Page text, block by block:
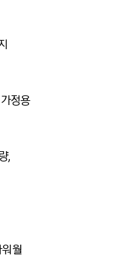
정용
,
월